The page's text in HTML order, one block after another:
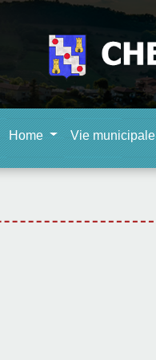
Home Vie municipale